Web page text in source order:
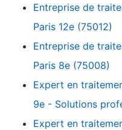
Entreprise de
Paris 12e (75012)
Entreprise de
Paris 8e (75008)
Expert en
9e - Solutions
Expert en